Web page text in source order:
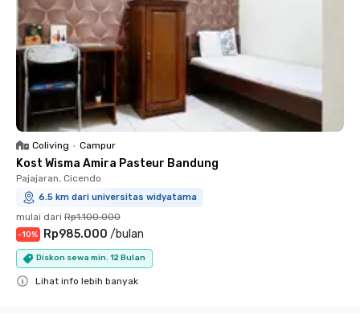
Coliving • Campur
Kost Wisma Amira Pasteur Bandung
Pajajaran, Cicendo
6.5 km dari universitas widyatama
mulai dari Rp1.100.000
-10% Rp985.000 /bulan
Diskon sewa min. 12 Bulan
Lihat info lebih banyak